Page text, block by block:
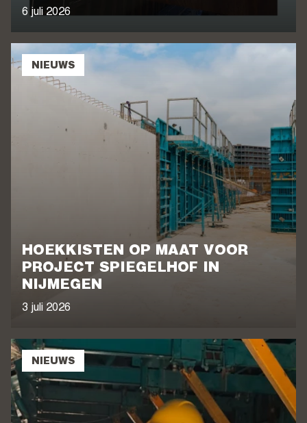
6 juli 2026
NIEUWS
HOEKKISTEN OP MAAT VOOR
PROJECT SPIEGELHOF IN
NIJMEGEN
3 juli 2026
NIEUWS